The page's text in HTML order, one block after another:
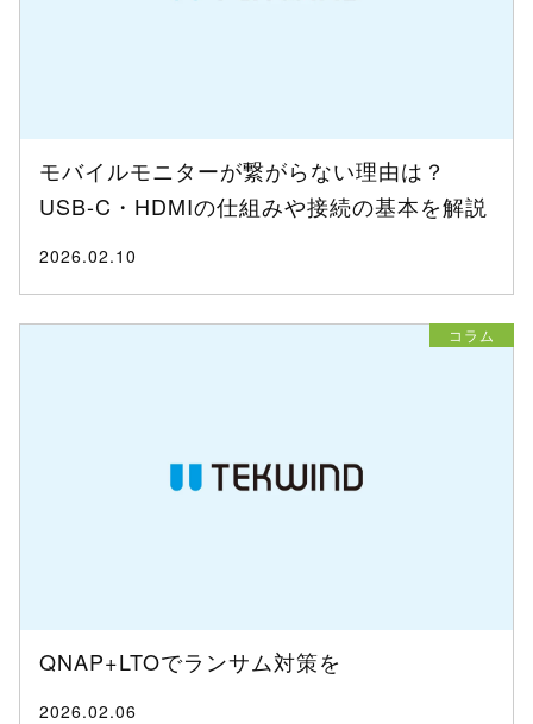
モバイルモニターが繋がらない理由は？
USB-C・HDMIの仕組みや接続の基本を解説
2026.02.10
コラム
QNAP+LTOでランサム対策を
2026.02.06